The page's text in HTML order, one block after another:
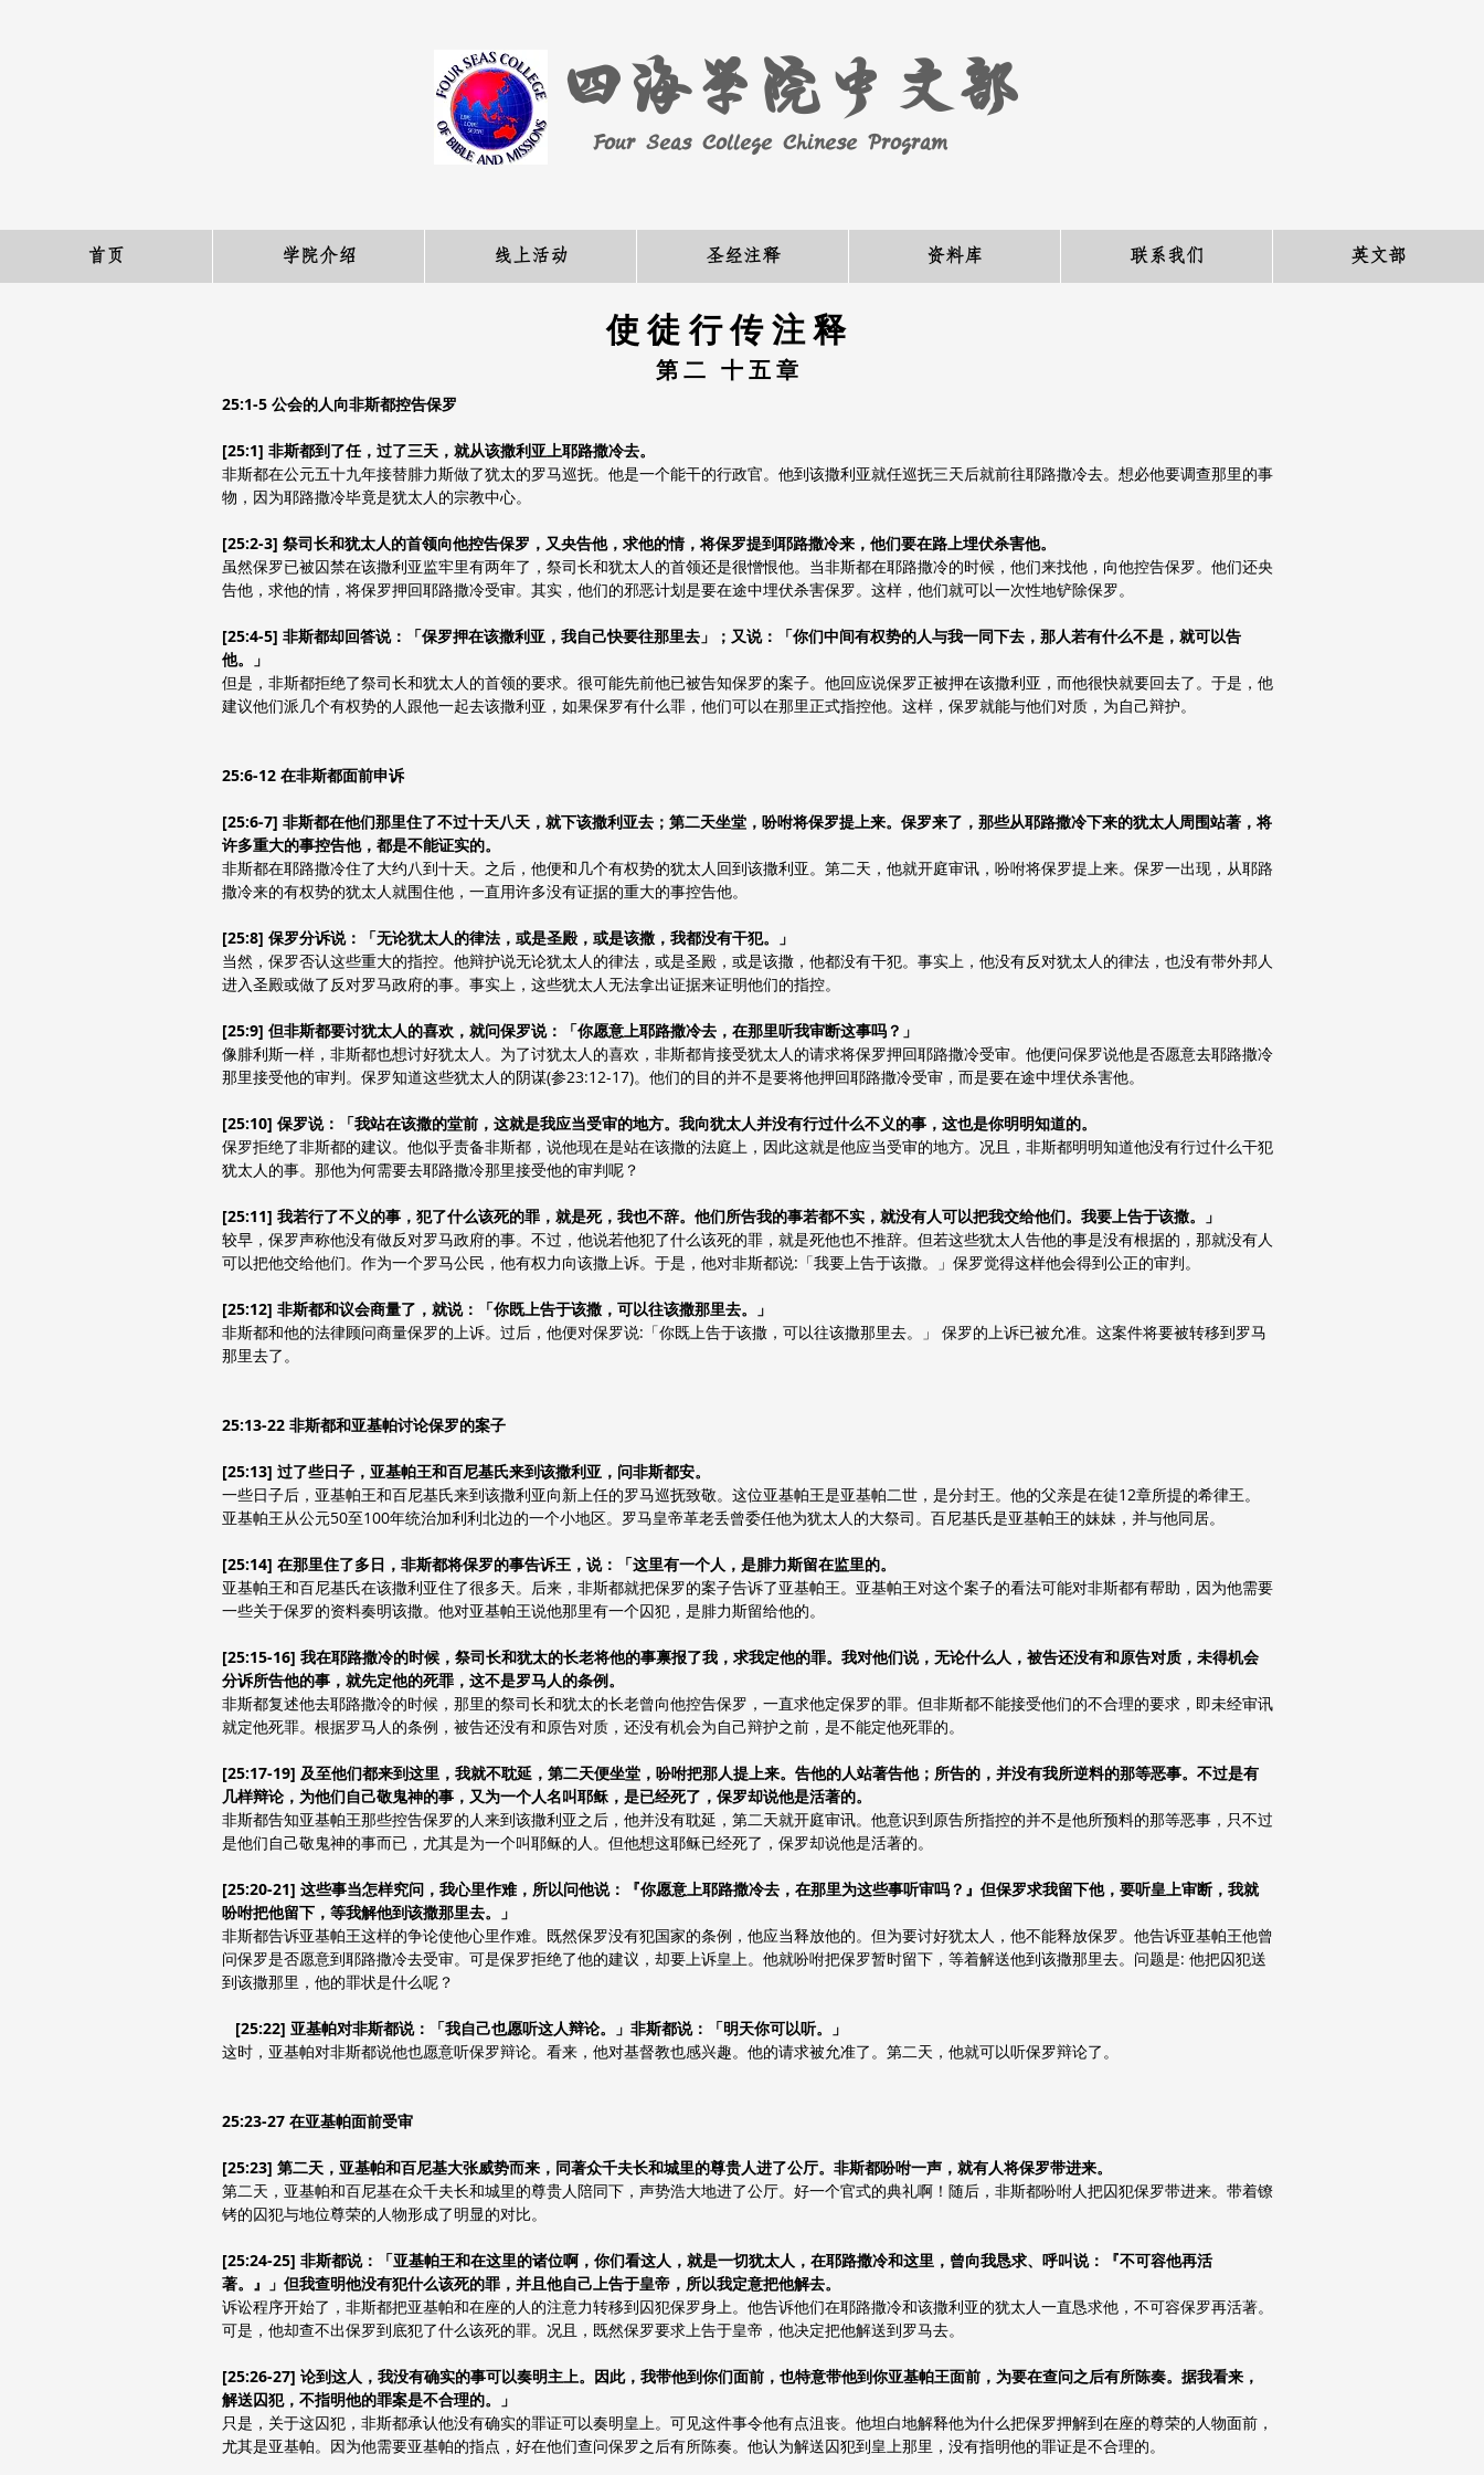
四海学院中文部
Four Seas College Chinese Program
首页 学院介绍 线上活动 圣经注释 资料库 联系我们 英文部
使徒行传注释
​第二 十五章
25:1-5 公会的人向非斯都控告保罗
[25:1] 非斯都到了任，过了三天，就从该撒利亚上耶路撒冷去。
非斯都在公元五十九年接替腓力斯做了犹太的罗马巡抚。他是一个能干的行政官。他到该撒利亚就任巡抚三天后就前往耶路撒冷去。想必他要调查那里的事
物，因为耶路撒冷毕竟是犹太人的宗教中心。
[25:2-3] 祭司长和犹太人的首领向他控告保罗，又央告他，求他的情，将保罗提到耶路撒冷来，他们要在路上埋伏杀害他。
虽然保罗已被囚禁在该撒利亚监牢里有两年了，祭司长和犹太人的首领还是很憎恨他。当非斯都在耶路撒冷的时候，他们来找他，向他控告保罗。他们还央
告他，求他的情，将保罗押回耶路撒冷受审。其实，他们的邪恶计划是要在途中埋伏杀害保罗。这样，他们就可以一次性地铲除保罗。
[25:4-5] 非斯都却回答说：「保罗押在该撒利亚，我自己快要往那里去」；又说：「你们中间有权势的人与我一同下去，那人若有什么不是，就可以告
他。」
但是，非斯都拒绝了祭司长和犹太人的首领的要求。很可能先前他已被告知保罗的案子。他回应说保罗正被押在该撒利亚，而他很快就要回去了。于是，他
建议他们派几个有权势的人跟他一起去该撒利亚，如果保罗有什么罪，他们可以在那里正式指控他。这样，保罗就能与他们对质，为自己辩护。
25:6-12 在非斯都面前申诉
[25:6-7] 非斯都在他们那里住了不过十天八天，就下该撒利亚去；第二天坐堂，吩咐将保罗提上来。保罗来了，那些从耶路撒冷下来的犹太人周围站著，将
许多重大的事控告他，都是不能证实的。
非斯都在耶路撒冷住了大约八到十天。之后，他便和几个有权势的犹太人回到该撒利亚。第二天，他就开庭审讯，吩咐将保罗提上来。保罗一出现，从耶路
撒冷来的有权势的犹太人就围住他，一直用许多没有证据的重大的事控告他。
[25:8] 保罗分诉说：「无论犹太人的律法，或是圣殿，或是该撒，我都没有干犯。」
当然，保罗否认这些重大的指控。他辩护说无论犹太人的律法，或是圣殿，或是该撒，他都没有干犯。事实上，他没有反对犹太人的律法，也没有带外邦人
进入圣殿或做了反对罗马政府的事。事实上，这些犹太人无法拿出证据来证明他们的指控。
[25:9] 但非斯都要讨犹太人的喜欢，就问保罗说：「你愿意上耶路撒冷去，在那里听我审断这事吗？」
像腓利斯一样，非斯都也想讨好犹太人。为了讨犹太人的喜欢，非斯都肯接受犹太人的请求将保罗押回耶路撒冷受审。他便问保罗说他是否愿意去耶路撒冷
那里接受他的审判。保罗知道这些犹太人的阴谋(参23:12-17)。他们的目的并不是要将他押回耶路撒冷受审，而是要在途中埋伏杀害他。
[25:10] 保罗说：「我站在该撒的堂前，这就是我应当受审的地方。我向犹太人并没有行过什么不义的事，这也是你明明知道的。
保罗拒绝了非斯都的建议。他似乎责备非斯都，说他现在是站在该撒的法庭上，因此这就是他应当受审的地方。况且，非斯都明明知道他没有行过什么干犯
犹太人的事。那他为何需要去耶路撒冷那里接受他的审判呢？
[25:11] 我若行了不义的事，犯了什么该死的罪，就是死，我也不辞。他们所告我的事若都不实，就没有人可以把我交给他们。我要上告于该撒。」
较早，保罗声称他没有做反对罗马政府的事。不过，他说若他犯了什么该死的罪，就是死他也不推辞。但若这些犹太人告他的事是没有根据的，那就没有人
可以把他交给他们。作为一个罗马公民，他有权力向该撒上诉。于是，他对非斯都说:「我要上告于该撒。」保罗觉得这样他会得到公正的审判。
[25:12] 非斯都和议会商量了，就说：「你既上告于该撒，可以往该撒那里去。」
非斯都和他的法律顾问商量保罗的上诉。过后，他便对保罗说:「你既上告于该撒，可以往该撒那里去。」 保罗的上诉已被允准。这案件将要被转移到罗马
那里去了。
25:13-22 非斯都和亚基帕讨论保罗的案子
[25:13] 过了些日子，亚基帕王和百尼基氏来到该撒利亚，问非斯都安。
一些日子后，亚基帕王和百尼基氏来到该撒利亚向新上任的罗马巡抚致敬。这位亚基帕王是亚基帕二世，是分封王。他的父亲是在徒12章所提的希律王。
亚基帕王从公元50至100年统治加利利北边的一个小地区。罗马皇帝革老丢曾委任他为犹太人的大祭司。百尼基氏是亚基帕王的妹妹，并与他同居。
[25:14] 在那里住了多日，非斯都将保罗的事告诉王，说：「这里有一个人，是腓力斯留在监里的。
亚基帕王和百尼基氏在该撒利亚住了很多天。后来，非斯都就把保罗的案子告诉了亚基帕王。亚基帕王对这个案子的看法可能对非斯都有帮助，因为他需要
一些关于保罗的资料奏明该撒。他对亚基帕王说他那里有一个囚犯，是腓力斯留给他的。
[25:15-16] 我在耶路撒冷的时候，祭司长和犹太的长老将他的事禀报了我，求我定他的罪。我对他们说，无论什么人，被告还没有和原告对质，未得机会
分诉所告他的事，就先定他的死罪，这不是罗马人的条例。
非斯都复述他去耶路撒冷的时候，那里的祭司长和犹太的长老曾向他控告保罗，一直求他定保罗的罪。但非斯都不能接受他们的不合理的要求，即未经审讯
就定他死罪。根据罗马人的条例，被告还没有和原告对质，还没有机会为自己辩护之前，是不能定他死罪的。
[25:17-19] 及至他们都来到这里，我就不耽延，第二天便坐堂，吩咐把那人提上来。告他的人站著告他；所告的，并没有我所逆料的那等恶事。不过是有
几样辩论，为他们自己敬鬼神的事，又为一个人名叫耶稣，是已经死了，保罗却说他是活著的。
非斯都告知亚基帕王那些控告保罗的人来到该撒利亚之后，他并没有耽延，第二天就开庭审讯。他意识到原告所指控的并不是他所预料的那等恶事，只不过
是他们自己敬鬼神的事而已，尤其是为一个叫耶稣的人。但他想这耶稣已经死了，保罗却说他是活著的。
[25:20-21] 这些事当怎样究问，我心里作难，所以问他说：『你愿意上耶路撒冷去，在那里为这些事听审吗？』但保罗求我留下他，要听皇上审断，我就
吩咐把他留下，等我解他到该撒那里去。」
非斯都告诉亚基帕王这样的争论使他心里作难。既然保罗没有犯国家的条例，他应当释放他的。但为要讨好犹太人，他不能释放保罗。他告诉亚基帕王他曾
问保罗是否愿意到耶路撒冷去受审。可是保罗拒绝了他的建议，却要上诉皇上。他就吩咐把保罗暂时留下，等着解送他到该撒那里去。问题是: 他把囚犯送
到该撒那里，他的罪状是什么呢？
[25:22] 亚基帕对非斯都说：「我自己也愿听这人辩论。」非斯都说：「明天你可以听。」
这时，亚基帕对非斯都说他也愿意听保罗辩论。看来，他对基督教也感兴趣。他的请求被允准了。第二天，他就可以听保罗辩论了。
25:23-27 在亚基帕面前受审
[25:23] 第二天，亚基帕和百尼基大张威势而来，同著众千夫长和城里的尊贵人进了公厅。非斯都吩咐一声，就有人将保罗带进来。
第二天，亚基帕和百尼基在众千夫长和城里的尊贵人陪同下，声势浩大地进了公厅。好一个官式的典礼啊！随后，非斯都吩咐人把囚犯保罗带进来。带着镣
铐的囚犯与地位尊荣的人物形成了明显的对比。
[25:24-25] 非斯都说：「亚基帕王和在这里的诸位啊，你们看这人，就是一切犹太人，在耶路撒冷和这里，曾向我恳求、呼叫说：『不可容他再活
著。』」但我查明他没有犯什么该死的罪，并且他自己上告于皇帝，所以我定意把他解去。
诉讼程序开始了，非斯都把亚基帕和在座的人的注意力转移到囚犯保罗身上。他告诉他们在耶路撒冷和该撒利亚的犹太人一直恳求他，不可容保罗再活著。
可是，他却查不出保罗到底犯了什么该死的罪。况且，既然保罗要求上告于皇帝，他决定把他解送到罗马去。
[25:26-27] 论到这人，我没有确实的事可以奏明主上。因此，我带他到你们面前，也特意带他到你亚基帕王面前，为要在查问之后有所陈奏。据我看来，
解送囚犯，不指明他的罪案是不合理的。」
只是，关于这囚犯，非斯都承认他没有确实的罪证可以奏明皇上。可见这件事令他有点沮丧。他坦白地解释他为什么把保罗押解到在座的尊荣的人物面前，
尤其是亚基帕。因为他需要亚基帕的指点，好在他们查问保罗之后有所陈奏。他认为解送囚犯到皇上那里，没有指明他的罪证是不合理的。